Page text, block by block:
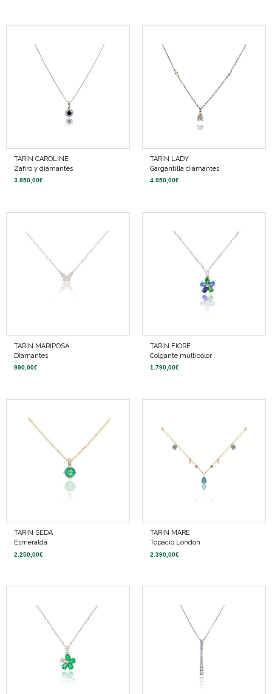
TARIN CAROLINE
Zafiro y diamantes
3.850,00€
TARIN LADY
Gargantilla diamantes
4.950,00€
TARIN MARIPOSA
Diamantes
990,00€
TARIN FIORE
Colgante multicolor
1.790,00€
TARIN SEDA
Esmeralda
2.250,00€
TARIN MARE
Topacio London
2.390,00€